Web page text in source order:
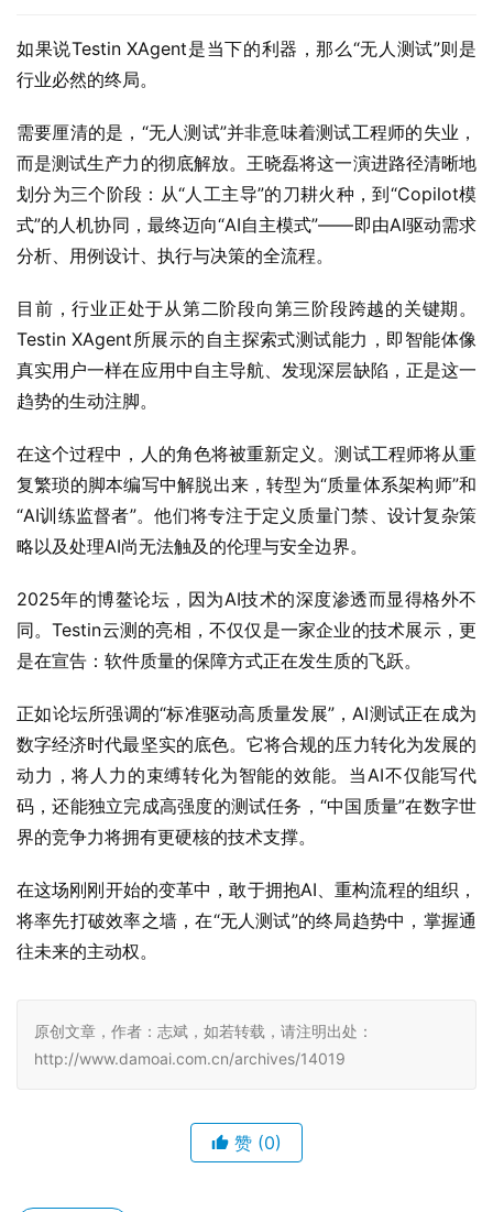
如果说Testin XAgent是当下的利器，那么“无人测试”则是
行业必然的终局。
需要厘清的是，“无人测试”并非意味着测试工程师的失业，
而是测试生产力的彻底解放。王晓磊将这一演进路径清晰地
划分为三个阶段：从“人工主导”的刀耕火种，到“Copilot模
式”的人机协同，最终迈向“AI自主模式”——即由AI驱动需求
分析、用例设计、执行与决策的全流程。
目前，行业正处于从第二阶段向第三阶段跨越的关键期。
Testin XAgent所展示的自主探索式测试能力，即智能体像
真实用户一样在应用中自主导航、发现深层缺陷，正是这一
趋势的生动注脚。
在这个过程中，人的角色将被重新定义。测试工程师将从重
复繁琐的脚本编写中解脱出来，转型为“质量体系架构师”和
“AI训练监督者”。他们将专注于定义质量门禁、设计复杂策
略以及处理AI尚无法触及的伦理与安全边界。
2025年的博鳌论坛，因为AI技术的深度渗透而显得格外不
同。Testin云测的亮相，不仅仅是一家企业的技术展示，更
是在宣告：软件质量的保障方式正在发生质的飞跃。
正如论坛所强调的“标准驱动高质量发展”，AI测试正在成为
数字经济时代最坚实的底色。它将合规的压力转化为发展的
动力，将人力的束缚转化为智能的效能。当AI不仅能写代
码，还能独立完成高强度的测试任务，“中国质量”在数字世
界的竞争力将拥有更硬核的技术支撑。
在这场刚刚开始的变革中，敢于拥抱AI、重构流程的组织，
将率先打破效率之墙，在“无人测试”的终局趋势中，掌握通
往未来的主动权。
原创文章，作者：志斌，如若转载，请注明出处：
http://www.damoai.com.cn/archives/14019
赞 (0)